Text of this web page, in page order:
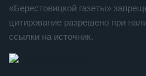
«Берестовицкой газеты»
цитирование разрешено при
ссылки на источник.